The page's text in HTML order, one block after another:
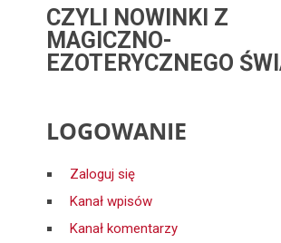
CZYLI NOWINKI Z
MAGICZNO-
EZOTERYCZNEGO
LOGOWANIE
Zaloguj się
Kanał wpisów
Kanał komentarzy